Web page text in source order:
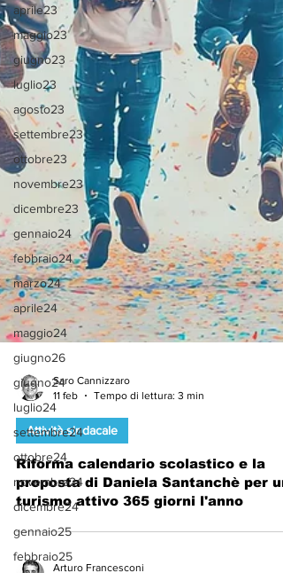
aprile23
maggio23
giugno23
luglio23
agosto23
settembre23
ottobre23
novembre23
dicembre23
gennaio24
febbraio24
marzo24
aprile24
maggio24
giugno26
giugno24
luglio24
settembre24
ottobre24
novembre24
dicembre24
gennaio25
febbraio25
Saro Cannizzaro
11 feb
Tempo di lettura: 3 min
Attività sindacale
Riforma calendario scolastico e la
proposta di Daniela Santanchè per un
turismo attivo 365 giorni l'anno